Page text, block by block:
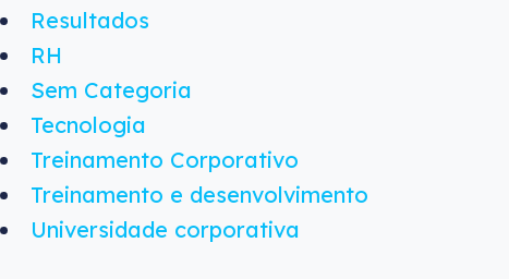
Resultados
RH
Sem Categoria
Tecnologia
Treinamento Corporativo
Treinamento e desenvolvimento
Universidade corporativa